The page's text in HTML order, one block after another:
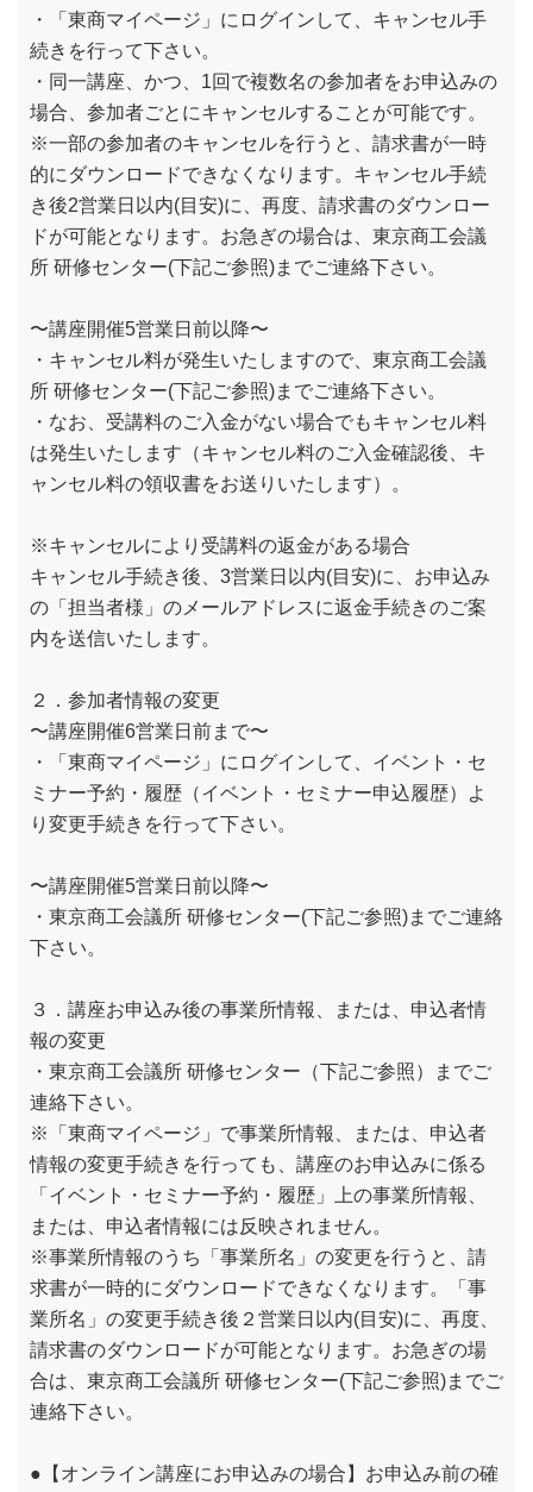
・「東商マイページ」にログインして、キャンセル手
続きを行って下さい。
・同一講座、かつ、1回で複数名の参加者をお申込みの
場合、参加者ごとにキャンセルすることが可能です。
※一部の参加者のキャンセルを行うと、請求書が一時
的にダウンロードできなくなります。キャンセル手続
き後2営業日以内(目安)に、再度、請求書のダウンロー
ドが可能となります。お急ぎの場合は、東京商工会議
所 研修センター(下記ご参照)までご連絡下さい。
〜講座開催5営業日前以降〜
・キャンセル料が発生いたしますので、東京商工会議
所 研修センター(下記ご参照)までご連絡下さい。
・なお、受講料のご入金がない場合でもキャンセル料
は発生いたします（キャンセル料のご入金確認後、キ
ャンセル料の領収書をお送りいたします）。
※キャンセルにより受講料の返金がある場合
キャンセル手続き後、3営業日以内(目安)に、お申込み
の「担当者様」のメールアドレスに返金手続きのご案
内を送信いたします。
２．参加者情報の変更
〜講座開催6営業日前まで〜
・「東商マイページ」にログインして、イベント・セ
ミナー予約・履歴（イベント・セミナー申込履歴）よ
り変更手続きを行って下さい。
〜講座開催5営業日前以降〜
・東京商工会議所 研修センター(下記ご参照)までご連絡
下さい。
３．講座お申込み後の事業所情報、または、申込者情
報の変更
・東京商工会議所 研修センター（下記ご参照）までご
連絡下さい。
※「東商マイページ」で事業所情報、または、申込者
情報の変更手続きを行っても、講座のお申込みに係る
「イベント・セミナー予約・履歴」上の事業所情報、
または、申込者情報には反映されません。
※事業所情報のうち「事業所名」の変更を行うと、請
求書が一時的にダウンロードできなくなります。「事
業所名」の変更手続き後２営業日以内(目安)に、再度、
請求書のダウンロードが可能となります。お急ぎの場
合は、東京商工会議所 研修センター(下記ご参照)までご
連絡下さい。
●【オンライン講座にお申込みの場合】お申込み前の確